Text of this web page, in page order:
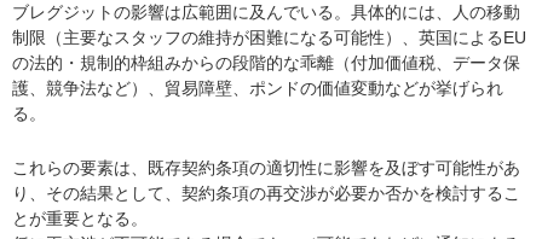
ブレグジットの影響は広範囲に及んでいる。具体的には、人の移動
制限（主要なスタッフの維持が困難になる可能性）、英国によるEU
の法的・規制的枠組みからの段階的な乖離（付加価値税、データ保
護、競争法など）、貿易障壁、ポンドの価値変動などが挙げられ
る。
これらの要素は、既存契約条項の適切性に影響を及ぼす可能性があ
り、その結果として、契約条項の再交渉が必要か否かを検討するこ
とが重要となる。